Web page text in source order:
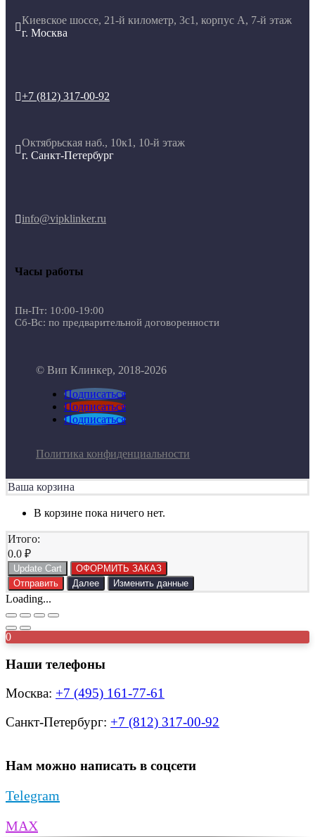

Киевское шоссе, 21-й километр, 3с1, корпус А, 7-й этаж
г. Москва
+7 (812) 317-00-92

Октябрьская наб., 10к1, 10-й этаж
г. Санкт-Петербург
info@vipklinker.ru
Часы работы
Пн-Пт: 10:00-19:00
Сб-Вс: по предварительной договоренности
© Вип Клинкер, 2018-2026
Подписаться
Подписаться
Подписаться
Политика конфиденциальности
Ваша корзина
В корзине пока ничего нет.
Итого:
0.0 ₽
Update Cart
ОФОРМИТЬ ЗАКАЗ
Отправить
Далее Изменить данные
Loading...
0
Наши телефоны
Москва: +7 (495) 161-77-61
Санкт-Петербург: +7 (812) 317-00-92
Нам можно написать в соцсети
Telegram
MAX